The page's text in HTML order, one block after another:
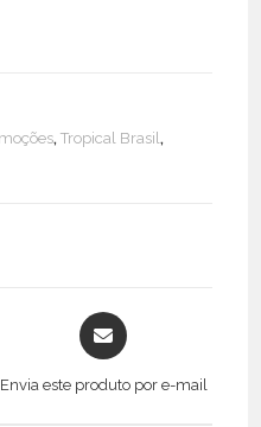
,Tropical Brasil,
Opens
in
Envia este produto por e-mail